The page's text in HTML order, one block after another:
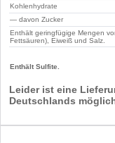
Kohlenhydrate
— davon Zucker
Enthält geringfügige Mengen
Fettsäuren), Eiweiß und Salz.
Enthält Sulfite.
Leider ist eine
Deutschlands